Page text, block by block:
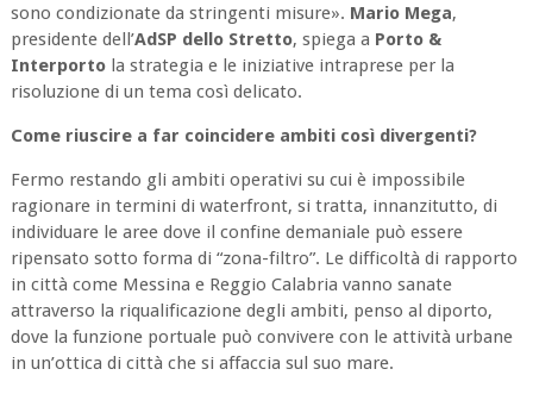
sono condizionate da stringenti misure». Mario Mega,
presidente dell’AdSP dello Stretto, spiega a Porto &
Interportola strategia e le iniziative intraprese per la
risoluzione di un tema così delicato.
Come riuscire a far coincidere ambiti così divergenti?
Fermo restando gli ambiti operativi su cui è impossibile
ragionare in termini di waterfront, si tratta, innanzitutto, di
individuare le aree dove il confine demaniale può essere
ripensato sotto forma di “zona-filtro”. Le difficoltà di rapporto
in città come Messina e Reggio Calabria vanno sanate
attraverso la riqualificazione degli ambiti, penso al diporto,
dove la funzione portuale può convivere con le attività urbane
in un’ottica di città che si affaccia sul suo mare.